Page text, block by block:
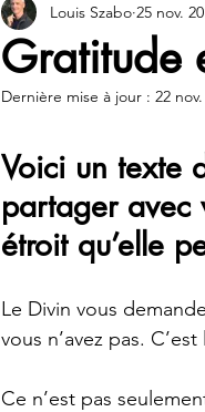
Gratitude
Louis Szabo 25 nov.
Dernière mise à jour : 22
Voici un texte
partager avec
étroit qu’elle
Le Divin vous
vous n’avez pas.
Ce n’est pas